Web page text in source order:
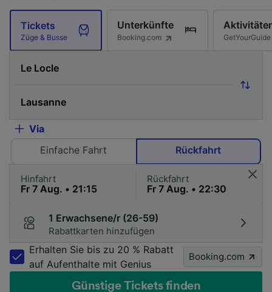
Tickets
Züge & Busse
Unterkünfte
Booking.com GetYourGuide
Via
Einfache Fahrt
Rückfahrt
Hinfahrt Rückfahrt
1 Erwachsene/r (26-59)
Rabattkarten hinzufügen
Erhalten Sie bis zu 20 % Rabatt
auf Aufenthalte mit Genius
Booking.com
Günstige Tickets finden